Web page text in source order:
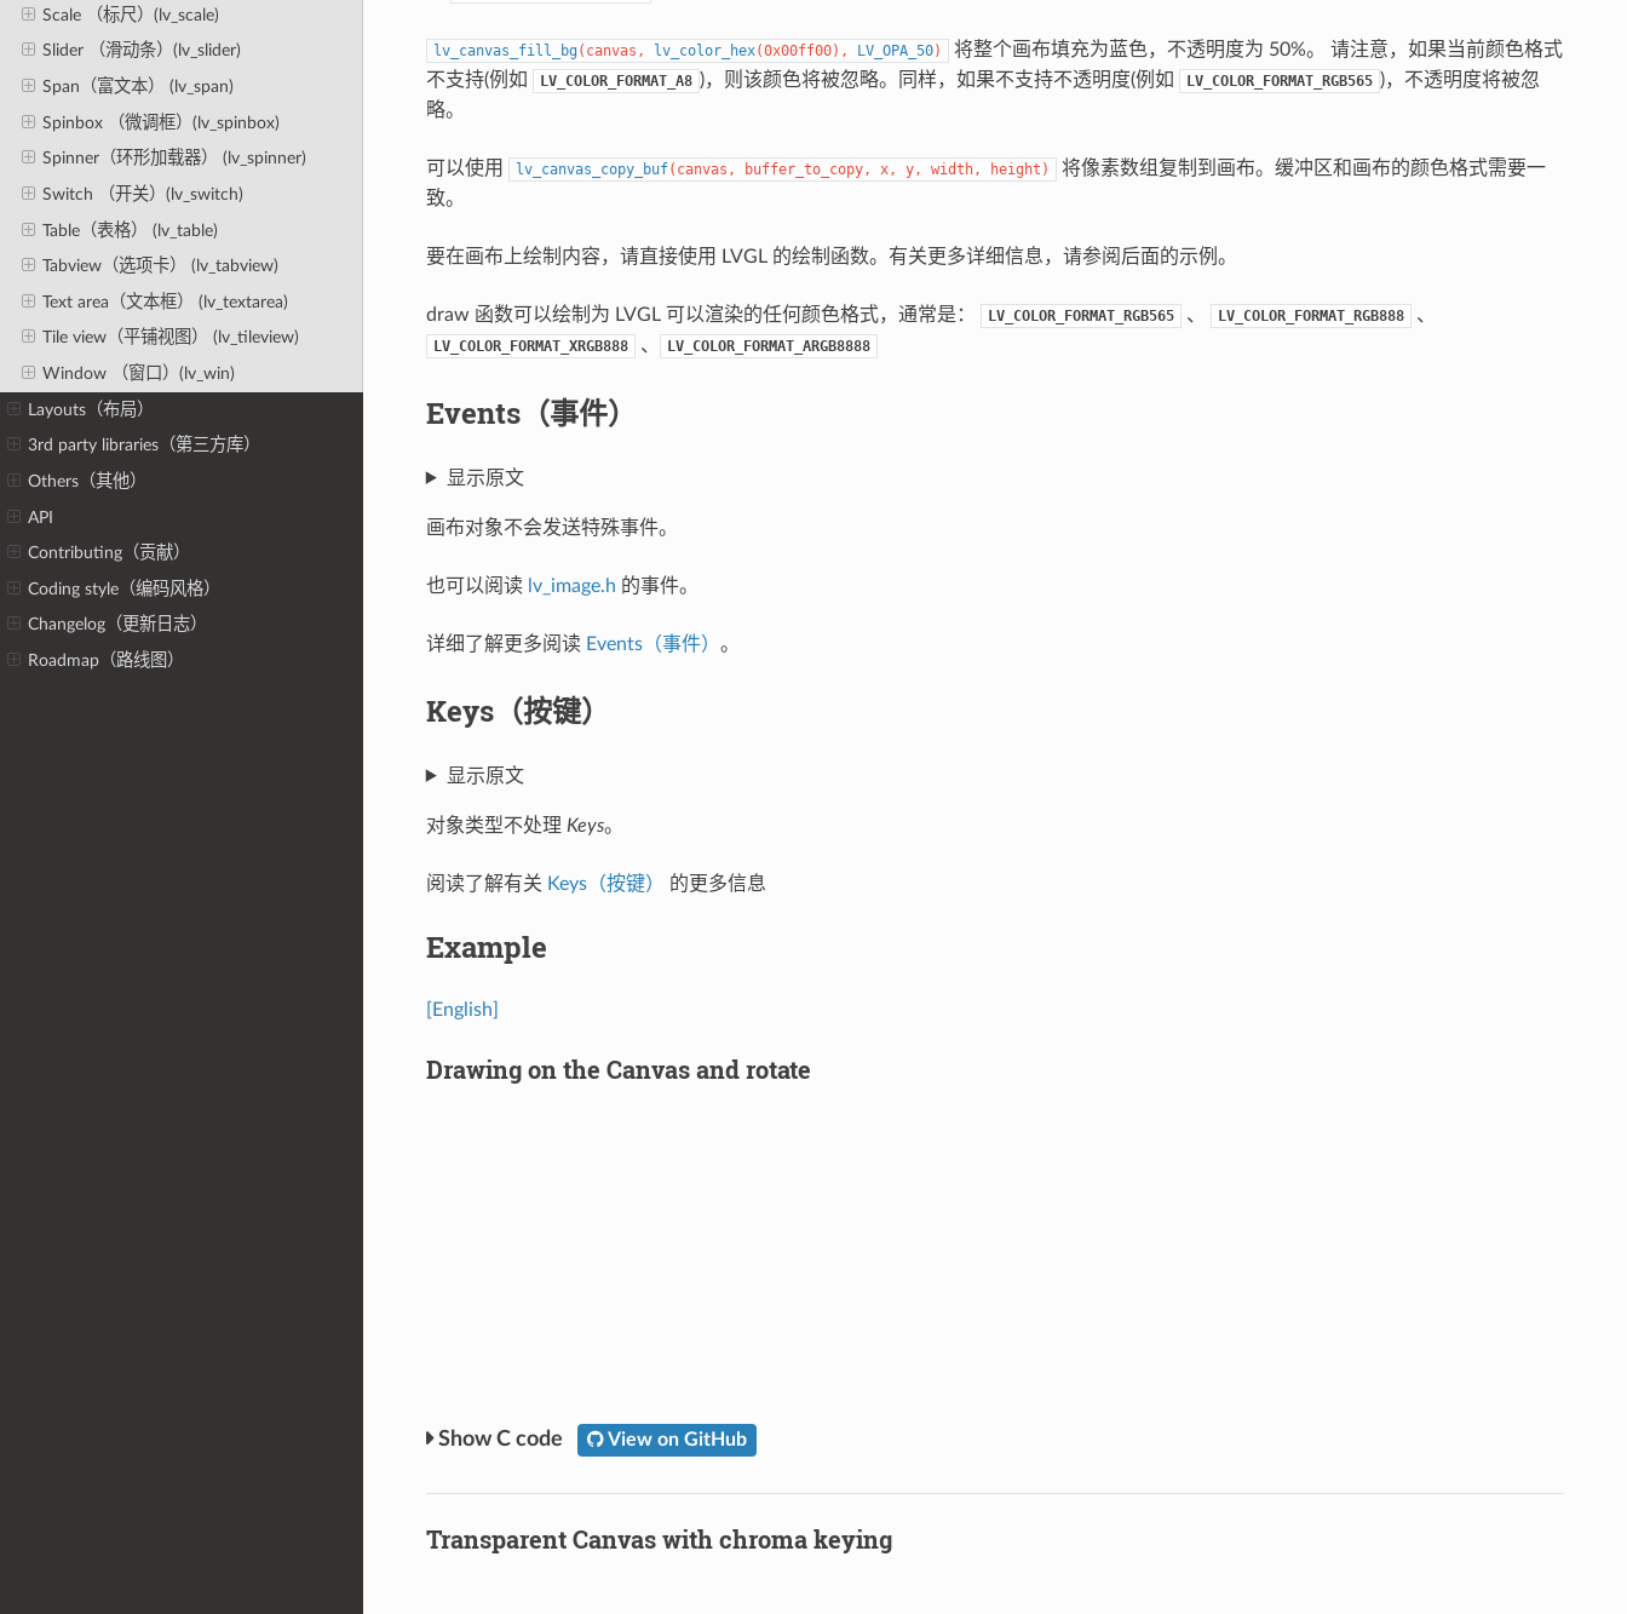
Scale （标尺）(lv_scale)
Slider （滑动条）(lv_slider)
Span（富文本） (lv_span)
Spinbox （微调框）(lv_spinbox)
Spinner（环形加载器） (lv_spinner)
Switch （开关）(lv_switch)
Table（表格） (lv_table)
Tabview（选项卡） (lv_tabview)
Text area（文本框） (lv_textarea)
Tile view（平铺视图） (lv_tileview)
Window （窗口）(lv_win)
Layouts（布局）
3rd party libraries（第三方库）
Others（其他）
API
Contributing（贡献）
Coding style（编码风格）
Changelog（更新日志）
Roadmap（路线图）
lv_canvas_fill_bg( canvas , lv_color_hex(0x00ff00) , LV_OPA_50)
将整个画布填充为蓝色，不透明度为 50%。 请注意，如果当前颜色格式
不支持(例如
LV_COLOR_FORMAT_A8 )，则该颜色将被忽略。同样，如果不支持不透明度(例如 LV_COLOR_FORMAT_RGB565 )，不透明度将被忽
略。
可以使用 lv_canvas_copy_buf( canvas , buffer_to_copy, x, y, width, height )
将像素数组复制到画布。缓冲区和画布的颜色格式需要一
致。
要在画布上绘制内容，请直接使用 LVGL 的绘制函数。有关更多详细信息，请参阅后面的示例。
draw 函数可以绘制为 LVGL 可以渲染的任何颜色格式，通常是： LV_COLOR_FORMAT_RGB565 、 LV_COLOR_FORMAT_RGB888 、
LV_COLOR_FORMAT_XRGB888 、 LV_COLOR_FORMAT_ARGB8888
Events（事件）
显示原文
画布对象不会发送特殊事件。
也可以阅读 lv_image.h 的事件。
详细了解更多阅读 Events（事件） 。
Keys（按键）
显示原文
对象类型不处理 Keys。
阅读了解有关 Keys（按键） 的更多信息
Example
[English]
Drawing on the Canvas and rotate
C code View on GitHub
Transparent Canvas with chroma keying